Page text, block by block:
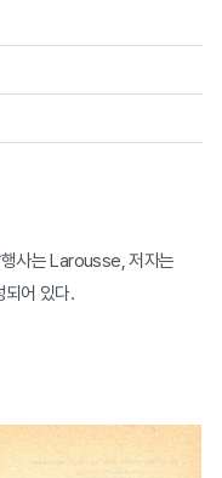
사는 Larousse, 저자는
어 있다.